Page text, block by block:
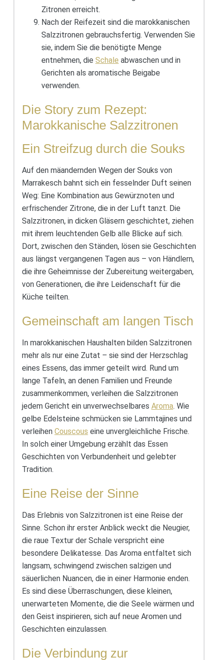
Zitronen erreicht.
Nach der Reifezeit sind die marokkanischen
Salzzitronen gebrauchsfertig. Verwenden Sie
sie, indem Sie die benötigte Menge
entnehmen, die Schale abwaschen und in
Gerichten als aromatische Beigabe
verwenden.
Die Story zum Rezept:
Marokkanische Salzzitronen
Ein Streifzug durch die Souks
Auf den mäandernden Wegen der Souks von
Marrakesch bahnt sich ein fesselnder Duft seinen
Weg: Eine Kombination aus Gewürznoten und
erfrischender Zitrone, die in der Luft tanzt. Die
Salzzitronen, in dicken Gläsern geschichtet, ziehen
mit ihrem leuchtenden Gelb alle Blicke auf sich.
Dort, zwischen den Ständen, lösen sie Geschichten
aus längst vergangenen Tagen aus – von Händlern,
die ihre Geheimnisse der Zubereitung weitergaben,
von Generationen, die ihre Leidenschaft für die
Küche teilten.
Gemeinschaft am langen Tisch
In marokkanischen Haushalten bilden Salzzitronen
mehr als nur eine Zutat – sie sind der Herzschlag
eines Essens, das immer geteilt wird. Rund um
lange Tafeln, an denen Familien und Freunde
zusammenkommen, verleihen die Salzzitronen
jedem Gericht ein unverwechselbares Aroma. Wie
gelbe Edelsteine schmücken sie Lammtajines und
verleihen Couscous eine unvergleichliche Frische.
In solch einer Umgebung erzählt das Essen
Geschichten von Verbundenheit und gelebter
Tradition.
Eine Reise der Sinne
Das Erlebnis von Salzzitronen ist eine Reise der
Sinne. Schon ihr erster Anblick weckt die Neugier,
die raue Textur der Schale verspricht eine
besondere Delikatesse. Das Aroma entfaltet sich
langsam, schwingend zwischen salzigen und
säuerlichen Nuancen, die in einer Harmonie enden.
Es sind diese Überraschungen, diese kleinen,
unerwarteten Momente, die die Seele wärmen und
den Geist inspirieren, sich auf neue Aromen und
Geschichten einzulassen.
Die Verbindung zur